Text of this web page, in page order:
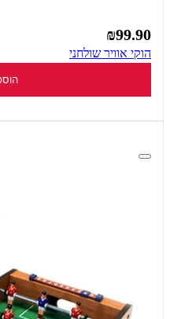
₪99.90
הוקי אוויר שולחני